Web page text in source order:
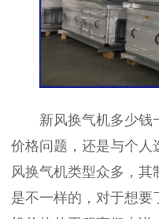
新风换气机多少钱
价格问题，还是与个人
风换气机类型众多，
是不一样的，对于想